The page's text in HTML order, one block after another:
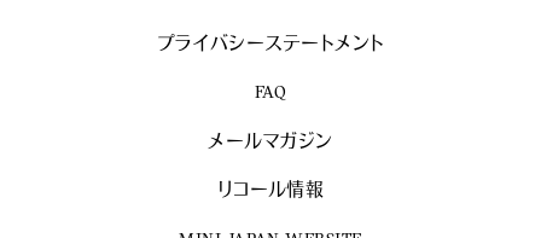
プライバシーステートメント
FAQ
メールマガジン
リコール情報